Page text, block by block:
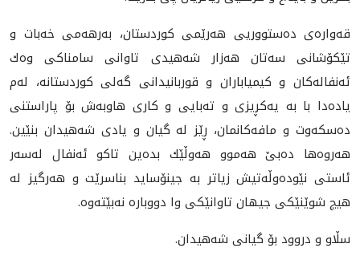
قه‌واره‌ى ده‌ستووريى هه‌رێمى كوردستان، به‌رهه‌مى خه‌بات و
تێكۆشانی سه‌تان هه‌زار شه‌هيدى تاوانى سامناكى وه‌ك
ئه‌نفاله‌كان و كيمياباران‌ و قوربانيدانى گه‌لى كوردستانه‌، له‌م
ياده‌دا با به‌ يه‌كڕيزى و ته‌بايى و كارى هاوبه‌ش بۆ پاراستنى
ده‌سكه‌وت و مافه‌كانمان، ڕێز له‌ گيان و يادى شه‌هيدان بنێين.
هه‌روه‌ها ده‌بێ هه‌موو هه‌وڵێك بده‌ين تاكو ئه‌نفال له‌سه‌ر
ئاستى نێوده‌وڵه‌تيش زیاتر به‌ جينۆسايد بناسرێت و هه‌رگيز له‌
هيچ شوێنێكى جيهان تاوانێكى وا دووباره‌ نه‌بێته‌وه‌.
سڵاو و دروود بۆ گيانى شه‌هيدان.